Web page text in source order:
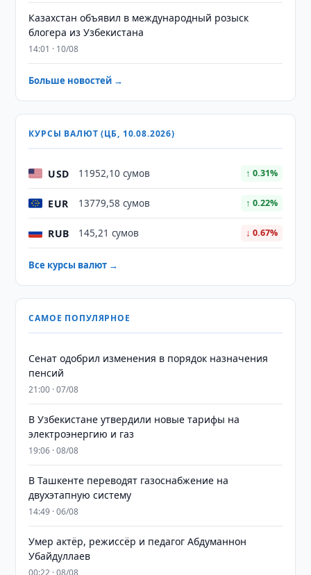
Казахстан объявил в международный розыск
блогера из Узбекистана
14:01 · 10/08
Больше новостей →
КУРСЫ ВАЛЮТ (ЦБ, 10.08.2026)
USD 11952,10 сумов ↑ 0.31%
EUR 13779,58 сумов ↑ 0.22%
RUB 145,21 сумов ↓ 0.67%
Все курсы валют →
САМОЕ ПОПУЛЯРНОЕ
Сенат одобрил изменения в порядок назначения
пенсий
21:00 · 07/08
В Узбекистане утвердили новые тарифы на
электроэнергию и газ
19:06 · 08/08
В Ташкенте переводят газоснабжение на
двухэтапную систему
14:49 · 06/08
Умер актёр, режиссёр и педагог Абдуманнон
Убайдуллаев
00:22 · 08/08